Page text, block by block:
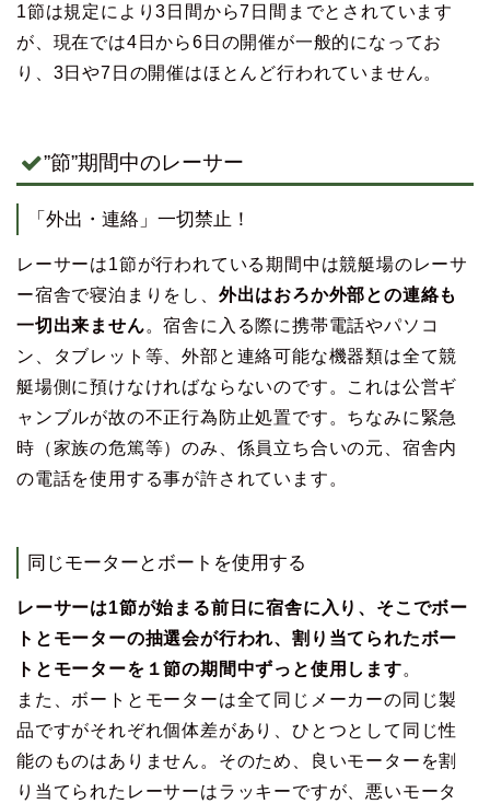
1節は規定により3日間から7日間までとされています
が、現在では4日から6日の開催が一般的になってお
り、3日や7日の開催はほとんど行われていません。
”節”期間中のレーサー
「外出・連絡」一切禁止！
レーサーは1節が行われている期間中は競艇場のレーサ
ー宿舎で寝泊まりをし、 外出はおろか外部との連絡も
一切出来ません。宿舎に入る際に携帯電話やパソコ
ン、タブレット等、外部と連絡可能な機器類は全て競
艇場側に預けなければならないのです。これは公営ギ
ャンブルが故の不正行為防止処置です。ちなみに緊急
時（家族の危篤等）のみ、係員立ち合いの元、宿舎内
の電話を使用する事が許されています。
同じモーターとボートを使用する
レーサーは1節が始まる前日に宿舎に入り、そこでボー
トとモーターの抽選会が行われ、割り当てられたボー
トとモーターを１節の期間中ずっと使用します。
また、ボートとモーターは全て同じメーカーの同じ製
品ですがそれぞれ個体差があり、ひとつとして同じ性
能のものはありません。そのため、良いモーターを割
り当てられたレーサーはラッキーですが、悪いモータ